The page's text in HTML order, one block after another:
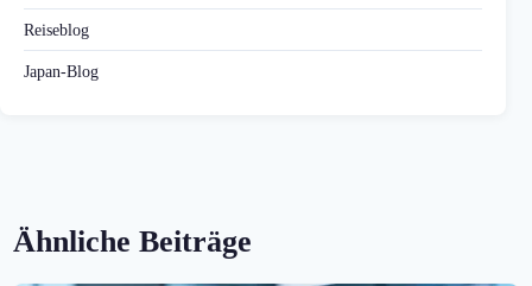
Reiseblog
Japan-Blog
Ähnliche Beiträge